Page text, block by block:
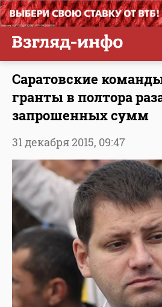
Саратовские
гранты в полтора
запрошенных сумм
31 декабря 2015, 09:47